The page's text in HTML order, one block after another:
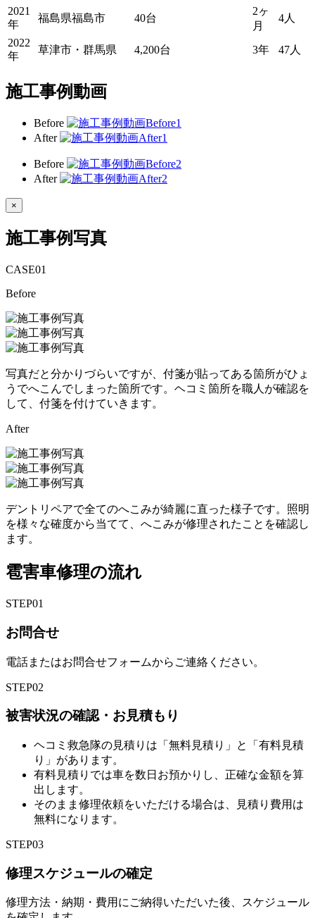
2021
年
福島県福島市 40台
2ヶ
月
4人
2022
年
草津市・群馬県 4,200台 3年 47人
施工事例動画
Before
After
Before
After
×
施工事例写真
CASE01
Before
写真だと分かりづらいですが、付箋が貼ってある箇所がひょ
うでへこんでしまった箇所です。ヘコミ箇所を職人が確認を
して、付箋を付けていきます。
After
デントリペアで全てのへこみが綺麗に直った様子です。照明
を様々な確度から当てて、へこみが修理されたことを確認し
ます。
雹害車修理の流れ
STEP01
お問合せ
電話またはお問合せフォームからご連絡ください。
STEP02
被害状況の確認・お見積もり
ヘコミ救急隊の見積りは「無料見積り」と「有料見積
り」があります。
有料見積りでは車を数日お預かりし、正確な金額を算
出します。
そのまま修理依頼をいただける場合は、見積り費用は
無料になります。
STEP03
修理スケジュールの確定
修理方法・納期・費用にご納得いただいた後、スケジュール